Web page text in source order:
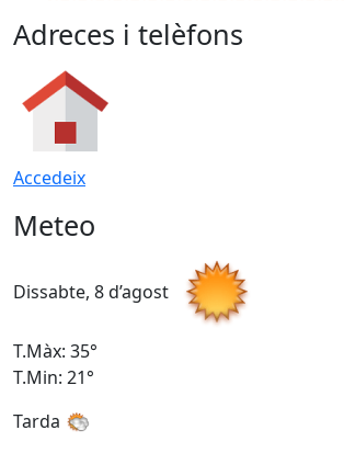
Adreces i telèfons
Accedeix
Meteo
Dissabte, 8 d’agost
T.Màx: 35°
T.Min: 21°
Tarda